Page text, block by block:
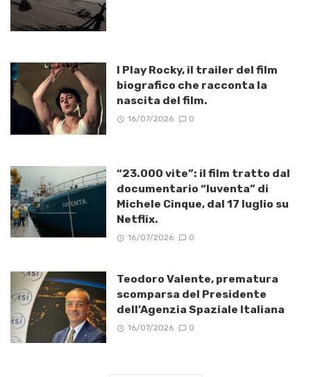
I Play Rocky, il trailer del film
biografico che racconta la
nascita del film.
16/07/2026 0
“23.000 vite”: il film tratto dal
documentario “Iuventa” di
Michele Cinque, dal 17 luglio su
Netflix.
16/07/2026 0
Teodoro Valente, prematura
scomparsa del Presidente
dell’Agenzia Spaziale Italiana
16/07/2026 0